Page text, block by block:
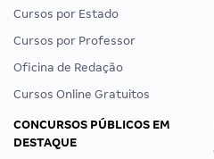
Cursos por Estado
Cursos por Professor
Oficina de Redação
Cursos Online Gratuitos
CONCURSOS PÚBLICOS EM
DESTAQUE